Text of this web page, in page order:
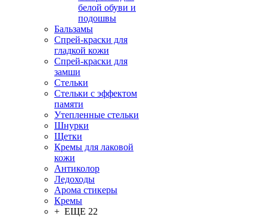
белой обуви и
подошвы
Бальзамы
Спрей-краски для
гладкой кожи
Спрей-краски для
замши
Стельки
Стельки с эффектом
памяти
Утепленные стельки
Шнурки
Щетки
Кремы для лаковой
кожи
Антиколор
Ледоходы
Арома стикеры
Кремы
+ ЕЩЕ 22